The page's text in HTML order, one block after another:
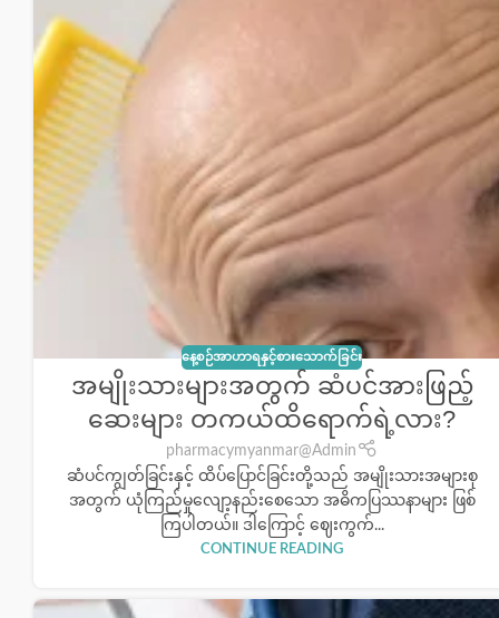
နေ့စဉ်အာဟာရနှင့်စားသောက်ခြင်း
အမျိုးသားများအတွက် ဆံပင်အားဖြည့်
ဆေးများ တကယ်ထိရောက်ရဲ့လား?
pharmacymyanmar@Admin
ဆံပင်ကျွတ်ခြင်းနှင့် ထိပ်ပြောင်ခြင်းတို့သည် အမျိုးသားအများစု
အတွက် ယုံကြည်မှုလျော့နည်းစေသော အဓိကပြဿနာများ ဖြစ်
ကြပါတယ်။ ဒါကြောင့် ဈေးကွက်...
CONTINUE READING